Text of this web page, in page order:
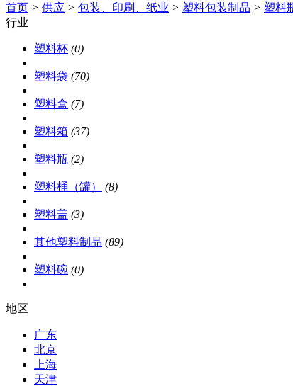
首页 > 供应 > 包装、印刷、纸业 > 塑料包装制品 > 塑料
行业
塑料杯 (0)
塑料袋 (70)
塑料盒 (7)
塑料箱 (37)
塑料瓶 (2)
塑料桶（罐） (8)
塑料盖 (3)
其他塑料制品 (89)
塑料碗 (0)
地区
广东
北京
上海
天津